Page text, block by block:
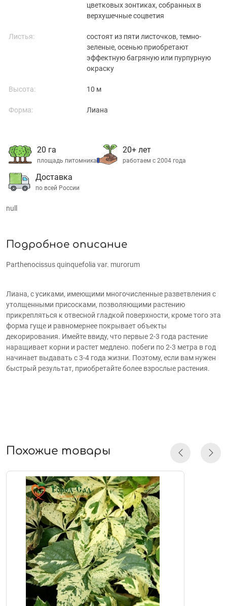
цветковых зонтиках, собранных в
верхушечные соцветия
Листья:
состоят из пяти листочков, темно-
зеленые, осенью приобретают
эффектную багряную или пурпурную
окраску
Высота: 10 м
Форма: Лиана
20 га
площадь питомника
20+ лет
работаем с 2004 года
Доставка
по всей России
null
Подробное описание
Parthenocissus quinquefolia var. murorum
Лиана, с усиками, имеющими многочисленные разветвления с
утолщенными присосками, позволяющими растению
прикрепляться к отвесной гладкой поверхности, кроме того эта
форма гуще и равномернее покрывает объекты
декорирования. Имейте ввиду, что первые 2-3 года растение
наращивает корни и растет медлено. побеги по 2-3 метра в год
начинает выдавать с 3-4 года жизни. Поэтому, если вам нужен
быстрый результат, приобретайте более взрослые растения.
Похожие товары